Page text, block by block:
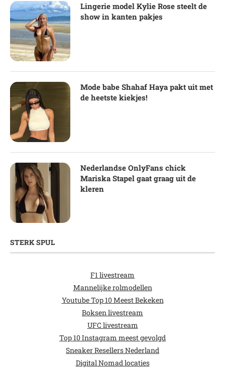
Lingerie model Kylie Rose steelt de
show in kanten pakjes
Mode babe Shahaf Haya pakt uit met
de heetste kiekjes!
Nederlandse OnlyFans chick
Mariska Stapel gaat graag uit de
kleren
STERK SPUL
F1 livestream
Mannelijke rolmodellen
Youtube Top 10 Meest Bekeken
Boksen livestream
UFC livestream
Top 10 Instagram meest gevolgd
Sneaker Resellers Nederland
Digital Nomad locaties